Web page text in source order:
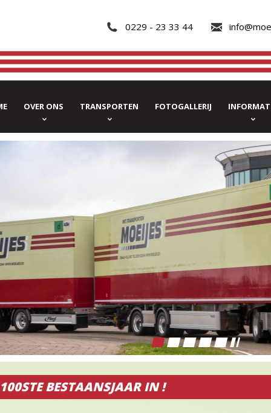
0229 - 23 33 44
OVER ONS TRANSPORTEN FOTOGALLERIJ
BESTAANSJAAR IN !